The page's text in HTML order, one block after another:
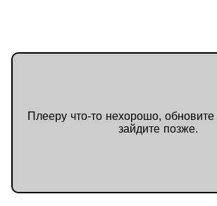
Плееру что-то нехорошо, обновите
зайдите позже.